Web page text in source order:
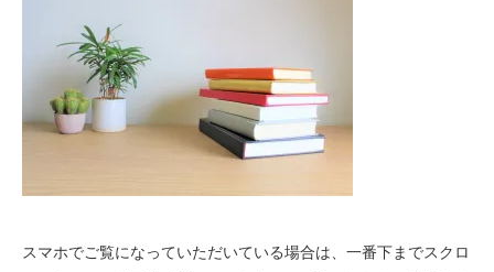
スマホでご覧になっていただいている場合は、一番下までスクロ